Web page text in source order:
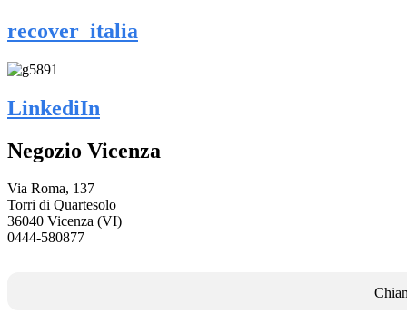
recover_italia
LinkediIn
Negozio Vicenza
Via Roma, 137
Torri di Quartesolo
36040 Vicenza (VI)
0444-580877